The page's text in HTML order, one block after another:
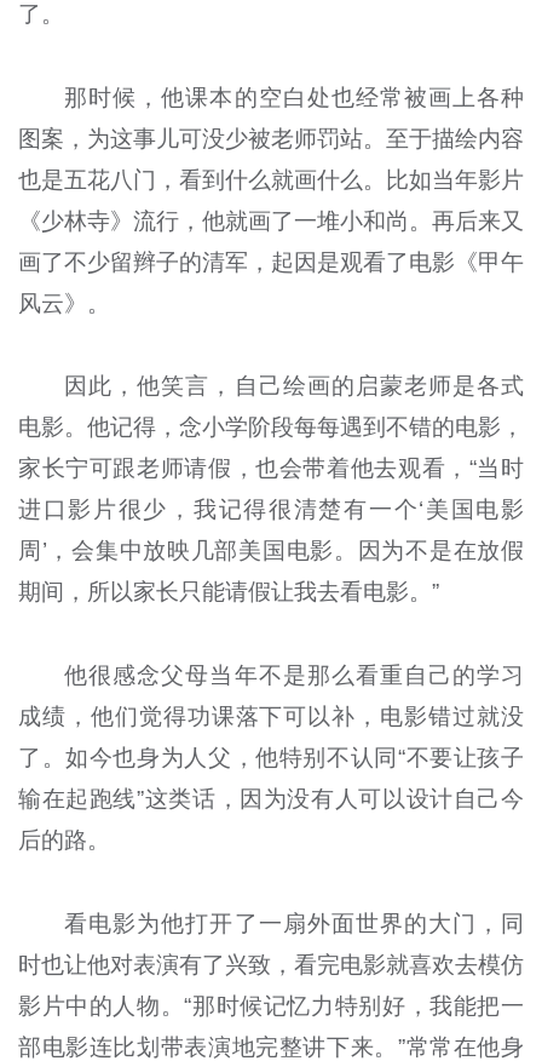
了。
那时候，他课本的空白处也经常被画上各种
图案，为这事儿可没少被老师罚站。至于描绘内容
也是五花八门，看到什么就画什么。比如当年影片
《少林寺》流行，他就画了一堆小和尚。再后来又
画了不少留辫子的清军，起因是观看了电影《甲午
风云》。
因此，他笑言，自己绘画的启蒙老师是各式
电影。他记得，念小学阶段每每遇到不错的电影，
家长宁可跟老师请假，也会带着他去观看，“当时
进口影片很少，我记得很清楚有一个‘美国电影
周’，会集中放映几部美国电影。因为不是在放假
期间，所以家长只能请假让我去看电影。”
他很感念父母当年不是那么看重自己的学习
成绩，他们觉得功课落下可以补，电影错过就没
了。如今也身为人父，他特别不认同“不要让孩子
输在起跑线”这类话，因为没有人可以设计自己今
后的路。
看电影为他打开了一扇外面世界的大门，同
时也让他对表演有了兴致，看完电影就喜欢去模仿
影片中的人物。“那时候记忆力特别好，我能把一
部电影连比划带表演地完整讲下来。”常常在他身